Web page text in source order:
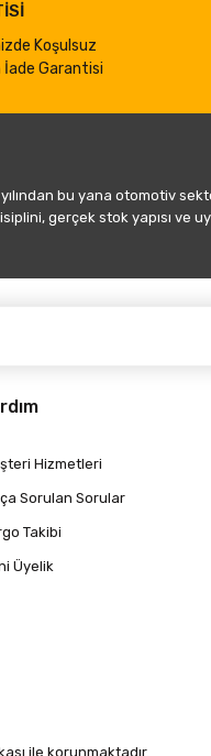
Koşulsuz
İade Garantisi
bu yana otomotiv
gerçek stok yapısı ve
Hizmetleri
Sorulan Sorular
Takibi
Üyelik
ile korunmaktadır.